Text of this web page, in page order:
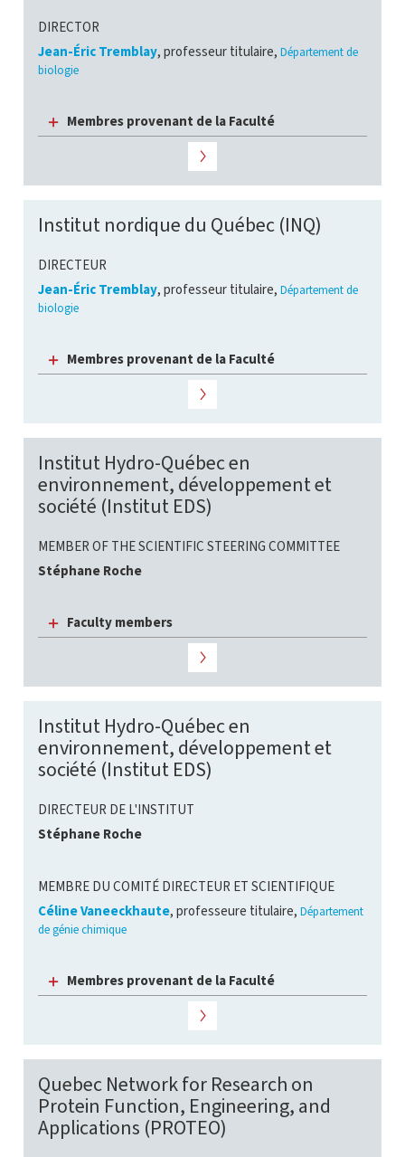
DIRECTOR
Jean-Éric Tremblay, professeur titulaire, Département de
biologie
Membres provenant de la Faculté
Institut nordique du Québec (INQ)
DIRECTEUR
Jean-Éric Tremblay, professeur titulaire, Département de
biologie
Membres provenant de la Faculté
Institut Hydro-Québec en
environnement, développement et
société (Institut EDS)
MEMBER OF THE SCIENTIFIC STEERING COMMITTEE
Stéphane Roche
Faculty members
Institut Hydro-Québec en
environnement, développement et
société (Institut EDS)
DIRECTEUR DE L'INSTITUT
Stéphane Roche
MEMBRE DU COMITÉ DIRECTEUR ET SCIENTIFIQUE
Céline Vaneeckhaute, professeure titulaire, Département
de génie chimique
Membres provenant de la Faculté
Quebec Network for Research on
Protein Function, Engineering, and
Applications (PROTEO)